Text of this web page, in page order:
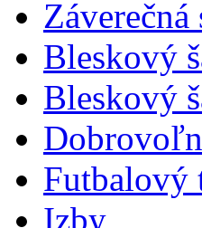
Záverečná
Bleskový
Bleskový
Futbalový
Izby